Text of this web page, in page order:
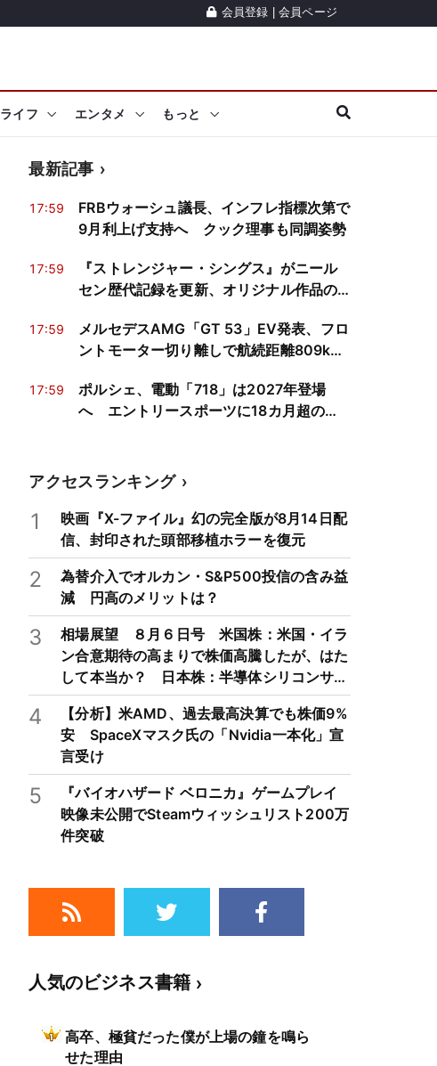
会員登録 会員ページ
ライフ エンタメ もっと
最新記事
17:59
FRBウォーシュ議長、インフレ指標次第で
9月利上げ支持へ クック理事も同調姿勢
17:59
『ストレンジャー・シングス』がニール
セン歴代記録を更新、オリジナル作品の
17:59
メルセデスAMG「GT 53」EV発表、フロ
ントモーター切り離しで航続距離809km
17:59
ポルシェ、電動「718」は2027年登場
へ エントリースポーツに18カ月超の空
アクセスランキング
1
映画『X-ファイル』幻の完全版が8月14日配
信、封印された頭部移植ホラーを復元
2
為替介入でオルカン・S&P500投信の含み益
減 円高のメリットは？
3
相場展望 ８月６日号 米国株：米国・イラ
ン合意期待の高まりで株価高騰したが、はた
して本当か？ 日本株：半導体シリコンサイ
クルは3～4年周期で好・不況を繰り返すた
め注意
4
【分析】米AMD、過去最高決算でも株価9%
安 SpaceXマスク氏の「Nvidia一本化」宣
言受け
5
『バイオハザード ベロニカ』ゲームプレイ
映像未公開でSteamウィッシュリスト200万
件突破
人気のビジネス書籍
高卒、極貧だった僕が上場の鐘を鳴ら
せた理由